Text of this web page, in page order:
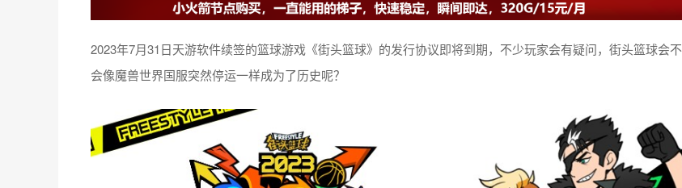
2023年7月31日天游软件续签的篮球游戏《街头篮球》的发行协议即将到期，不少玩家会有疑问，街头篮球会不
会像魔兽世界国服突然停运一样成为了历史呢？